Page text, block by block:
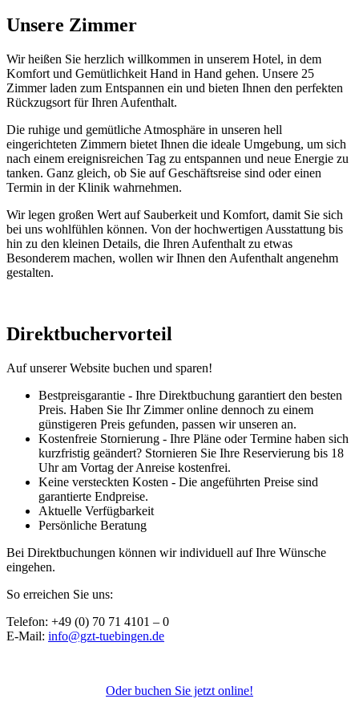
Unsere Zimmer
Wir heißen Sie herzlich willkommen in unserem Hotel, in dem
Komfort und Gemütlichkeit Hand in Hand gehen. Unsere 25
Zimmer laden zum Entspannen ein und bieten Ihnen den perfekten
Rückzugsort für Ihren Aufenthalt.
Die ruhige und gemütliche Atmosphäre in unseren hell
eingerichteten Zimmern bietet Ihnen die ideale Umgebung, um sich
nach einem ereignisreichen Tag zu entspannen und neue Energie zu
tanken. Ganz gleich, ob Sie auf Geschäftsreise sind oder einen
Termin in der Klinik wahrnehmen.
Wir legen großen Wert auf Sauberkeit und Komfort, damit Sie sich
bei uns wohlfühlen können. Von der hochwertigen Ausstattung bis
hin zu den kleinen Details, die Ihren Aufenthalt zu etwas
Besonderem machen, wollen wir Ihnen den Aufenthalt angenehm
gestalten.
Direktbuchervorteil
Auf unserer Website buchen und sparen!
Bestpreisgarantie - Ihre Direktbuchung garantiert den besten
Preis. Haben Sie Ihr Zimmer online dennoch zu einem
günstigeren Preis gefunden, passen wir unseren an.
Kostenfreie Stornierung - Ihre Pläne oder Termine haben sich
kurzfristig geändert? Stornieren Sie Ihre Reservierung bis 18
Uhr am Vortag der Anreise kostenfrei.
Keine versteckten Kosten - Die angeführten Preise sind
garantierte Endpreise.
Aktuelle Verfügbarkeit
Persönliche Beratung
Bei Direktbuchungen können wir individuell auf Ihre Wünsche
eingehen.
So erreichen Sie uns:
Telefon: +49 (0) 70 71 4101 – 0
E-Mail: info@gzt-tuebingen.de
Oder buchen Sie jetzt online!